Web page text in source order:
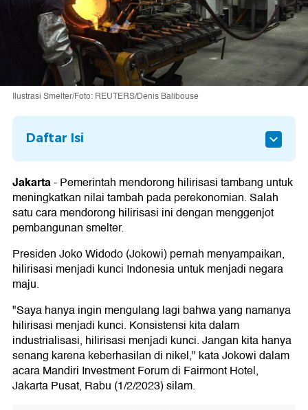
Ilustrasi Smelter/Foto: REUTERS/Denis Balibouse
Daftar Isi
Yang Wajib Bangun Smelter
Batas Waktu Ekspor Mineral Mentah
Jakarta-Pemerintah mendorong hilirisasi tambang untuk
meningkatkan nilai tambah pada perekonomian. Salah
satu cara mendorong hilirisasi ini dengan menggenjot
pembangunan smelter.
Presiden Joko Widodo (Jokowi) pernah menyampaikan,
hilirisasi menjadi kunci Indonesia untuk menjadi negara
maju.
"Saya hanya ingin mengulang lagi bahwa yang namanya
hilirisasi menjadi kunci. Konsistensi kita dalam
industrialisasi, hilirisasi menjadi kunci. Jangan kita hanya
senang karena keberhasilan di nikel," kata Jokowi dalam
acara Mandiri Investment Forum di Fairmont Hotel,
Jakarta Pusat, Rabu (1/2/2023) silam.